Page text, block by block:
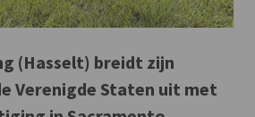
(Hasselt) breidt zijn
Verenigde Staten uit met